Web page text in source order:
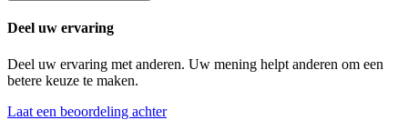
Deel uw ervaring
Deel uw ervaring met anderen. Uw mening helpt anderen om een
betere keuze te maken.
Laat een beoordeling achter